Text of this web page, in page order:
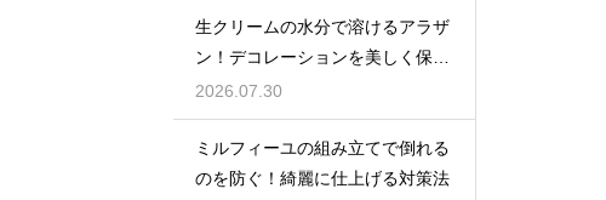
生クリームの水分で溶けるアラザ
ン！デコレーションを美しく保つ
ための飾るタイミングとコツ
2026.07.30
ミルフィーユの組み立てで倒れる
のを防ぐ！綺麗に仕上げる対策法